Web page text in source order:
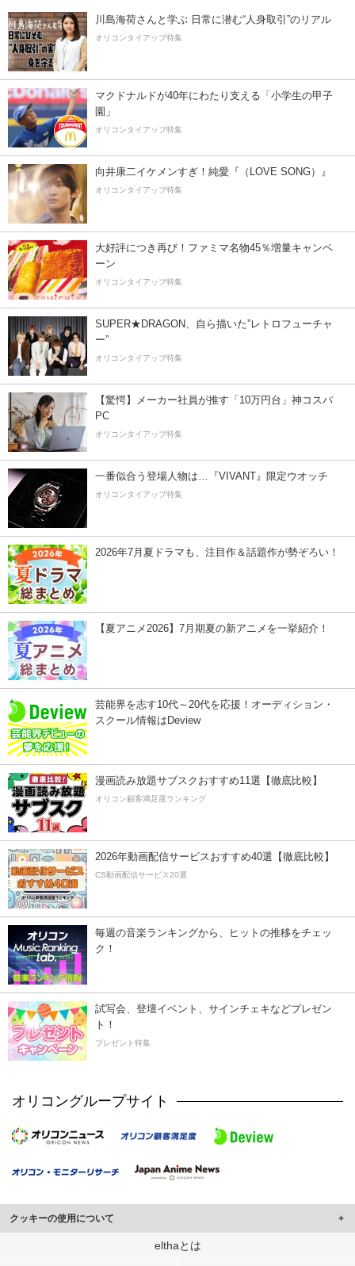
川島海荷さんと学ぶ 日常に潜む“人身取引”のリアル
オリコンタイアップ特集
マクドナルドが40年にわたり支える「小学生の甲子
園」
オリコンタイアップ特集
向井康二イケメンすぎ！純愛『（LOVE SONG）』
オリコンタイアップ特集
大好評につき再び！ファミマ名物45％増量キャンペ
ーン
オリコンタイアップ特集
SUPER★DRAGON、自ら描いた”レトロフューチャ
ー”
オリコンタイアップ特集
【驚愕】メーカー社員が推す「10万円台」神コスパ
PC
オリコンタイアップ特集
一番似合う登場人物は…『VIVANT』限定ウオッチ
オリコンタイアップ特集
2026年7月夏ドラマも、注目作＆話題作が勢ぞろい！
【夏アニメ2026】7月期夏の新アニメを一挙紹介！
芸能界を志す10代～20代を応援！オーディション・
スクール情報はDeview
漫画読み放題サブスクおすすめ11選【徹底比較】
オリコン顧客満足度ランキング
2026年動画配信サービスおすすめ40選【徹底比較】
CS動画配信サービス20選
毎週の音楽ランキングから、ヒットの推移をチェッ
ク！
試写会、登壇イベント、サインチェキなどプレゼン
ト！
プレゼント特集
オリコングループサイト
クッキーの使用について
このサイトでは Cookie を使用して、ユーザーに合わせたコンテンツや広告の
elthaとは